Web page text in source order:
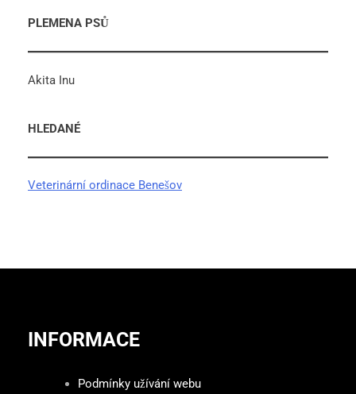
PLEMENA PSŮ
Akita Inu
HLEDANÉ
Veterinární ordinace Benešov
INFORMACE
Podmínky užívání webu